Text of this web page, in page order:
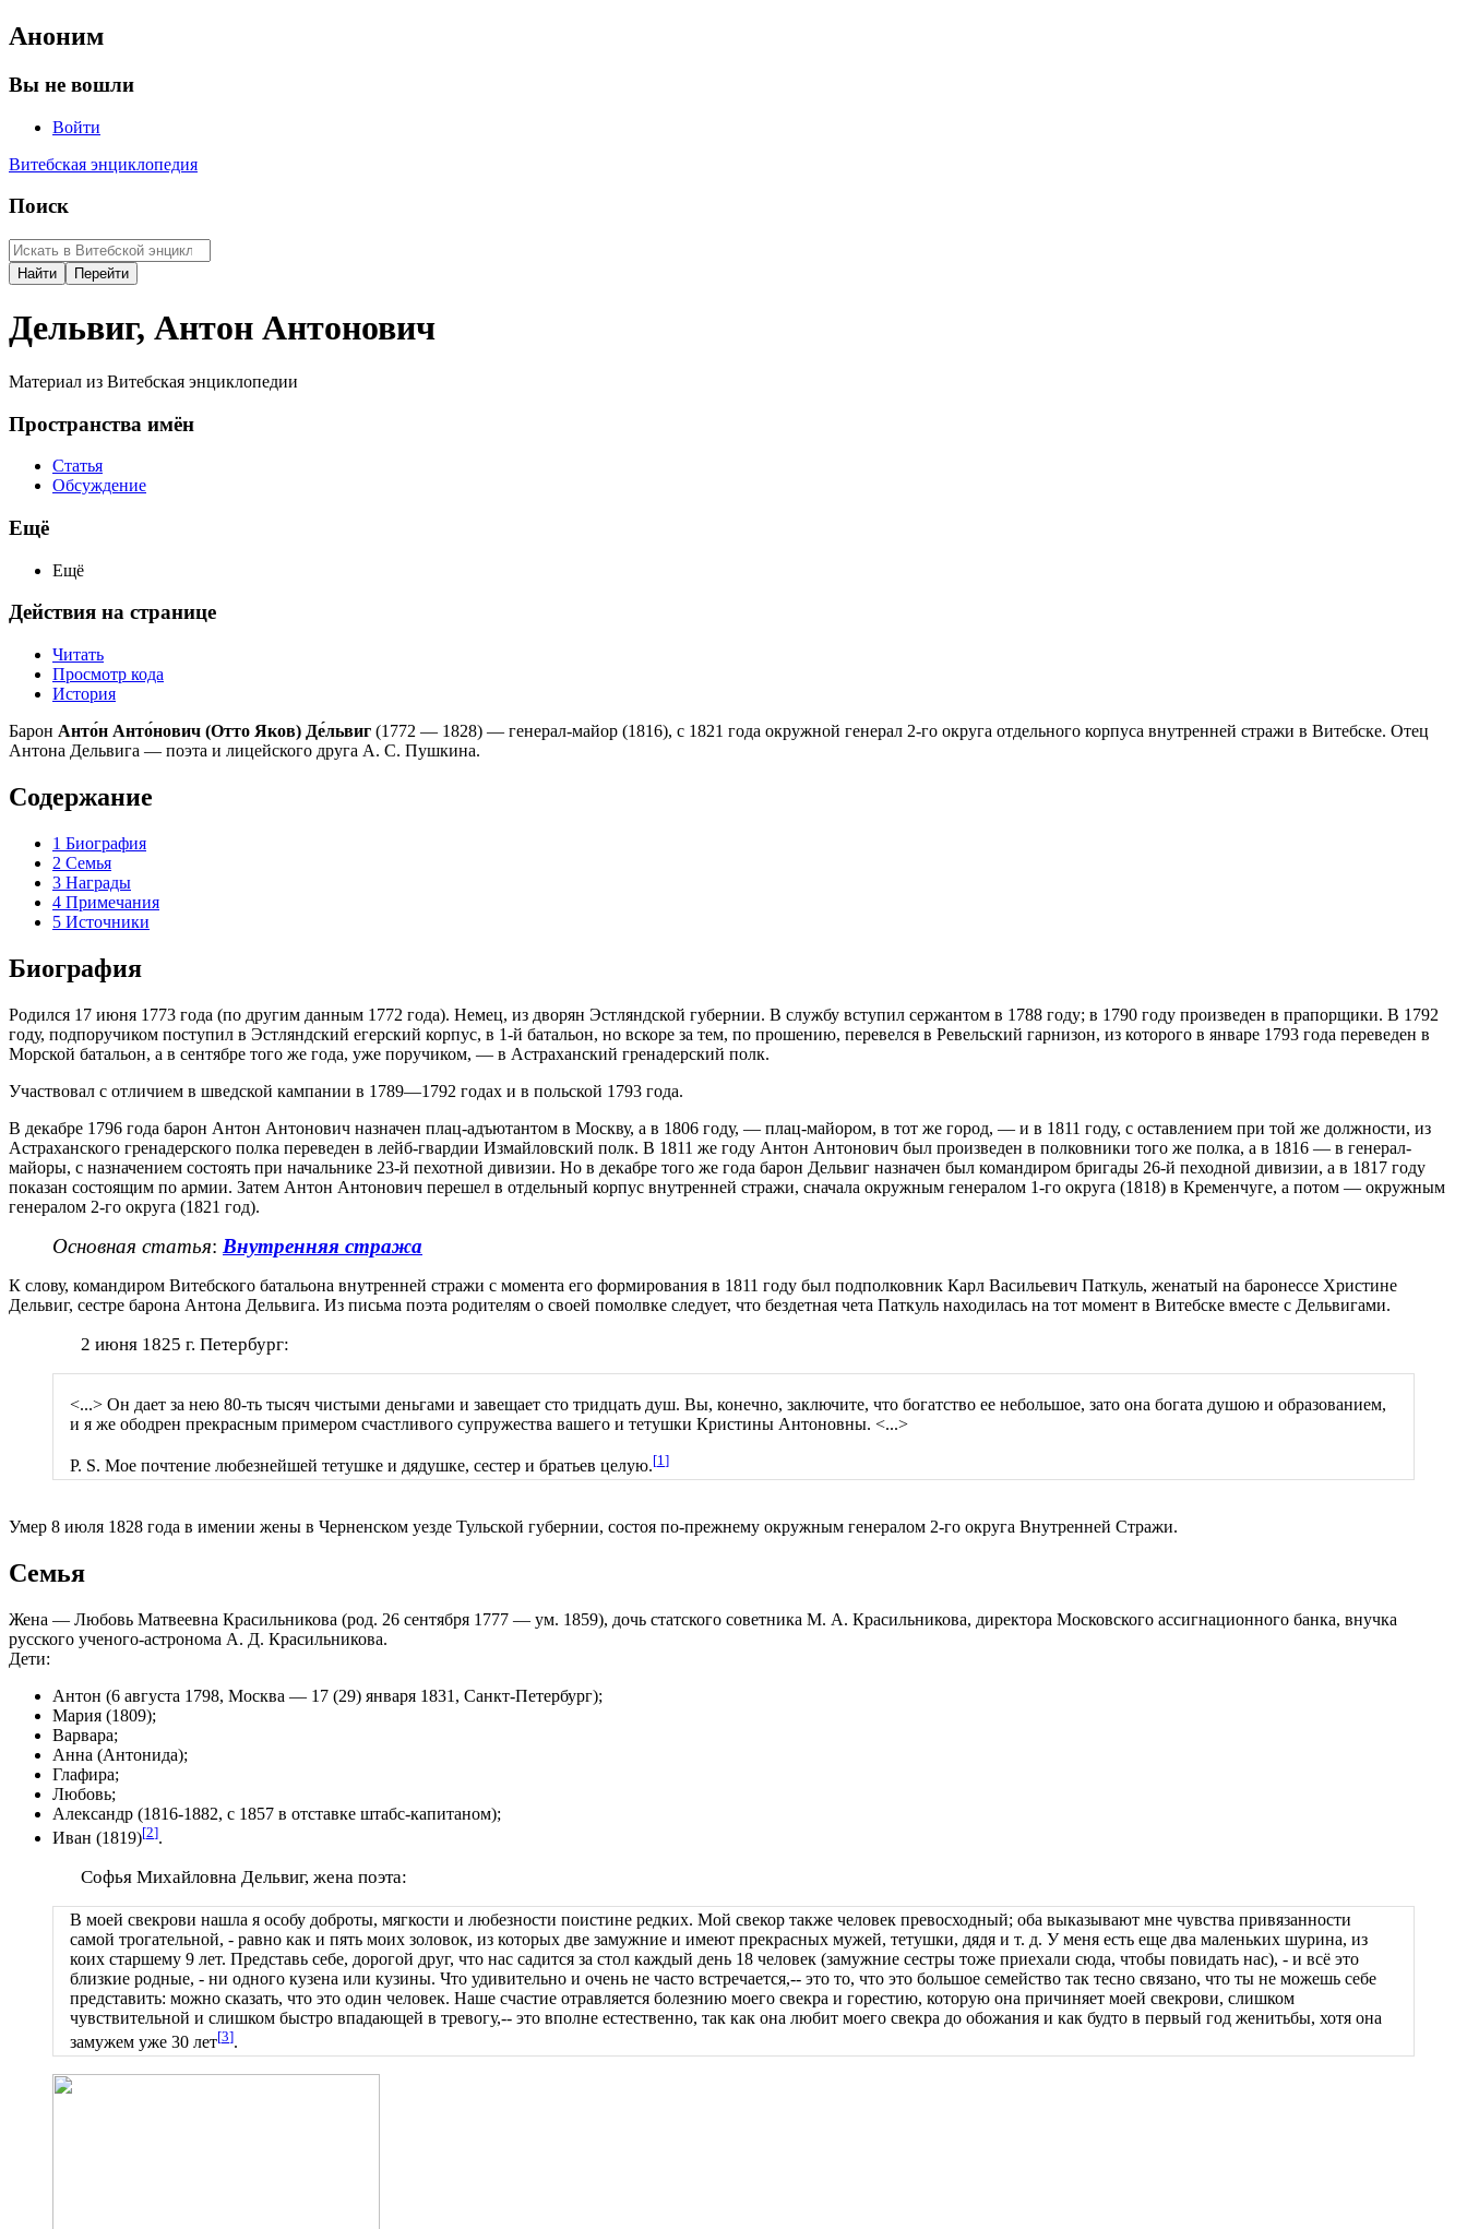
Аноним
Вы не вошли
Войти
Витебская энциклопедия
Поиск
Дельвиг, Антон Антонович
Материал из Витебская энциклопедии
Пространства имён
Статья
Обсуждение
Ещё
Ещё
Действия на странице
Читать
Просмотр кода
История
Барон Анто́н Анто́нович (Отто Яков) Де́львиг (1772 — 1828) — генерал-майор (1816), с 1821 года окружной генерал 2-го округа отдельного корпуса внутренней стражи в Витебске. Отец
Антона Дельвига — поэта и лицейского друга А. С. Пушкина.
Содержание
1 Биография
2 Семья
3 Награды
4 Примечания
5 Источники
Биография
Родился 17 июня 1773 года (по другим данным 1772 года). Немец, из дворян Эстляндской губернии. В службу вступил сержантом в 1788 году; в 1790 году произведен в прапорщики. В 1792
году, подпоручиком поступил в Эстляндский егерский корпус, в 1-й батальон, но вскоре за тем, по прошению, перевелся в Ревельский гарнизон, из которого в январе 1793 года переведен в
Морской батальон, а в сентябре того же года, уже поручиком, — в Астраханский гренадерский полк.
Участвовал с отличием в шведской кампании в 1789—1792 годах и в польской 1793 года.
В декабре 1796 года барон Антон Антонович назначен плац-адъютантом в Москву, а в 1806 году, — плац-майором, в тот же город, — и в 1811 году, с оставлением при той же должности, из
Астраханского гренадерского полка переведен в лейб-гвардии Измайловский полк. В 1811 же году Антон Антонович был произведен в полковники того же полка, а в 1816 — в генерал-
майоры, с назначением состоять при начальнике 23-й пехотной дивизии. Но в декабре того же года барон Дельвиг назначен был командиром бригады 26-й пеходной дивизии, а в 1817 году
показан состоящим по армии. Затем Антон Антонович перешел в отдельный корпус внутренней стражи, сначала окружным генералом 1-го округа (1818) в Кременчуге, а потом — окружным
генералом 2-го округа (1821 год).
Основная статья: Внутренняя стража
К слову, командиром Витебского батальона внутренней стражи с момента его формирования в 1811 году был подполковник Карл Васильевич Паткуль, женатый на баронессе Христине
Дельвиг, сестре барона Антона Дельвига. Из письма поэта родителям о своей помолвке следует, что бездетная чета Паткуль находилась на тот момент в Витебске вместе с Дельвигами.
2 июня 1825 г. Петербург:
<...> Он дает за нею 80-ть тысяч чистыми деньгами и завещает сто тридцать душ. Вы, конечно, заключите, что богатство ее небольшое, зато она богата душою и образованием,
и я же ободрен прекрасным примером счастливого супружества вашего и тетушки Кристины Антоновны. <...>
P. S. Мое почтение любезнейшей тетушке и дядушке, сестер и братьев целую.[1 ]
Умер 8 июля 1828 года в имении жены в Черненском уезде Тульской губернии, состоя по-прежнему окружным генералом 2-го округа Внутренней Стражи.
Семья
Жена — Любовь Матвеевна Красильникова (род. 26 сентября 1777 — ум. 1859), дочь статского советника М. А. Красильникова, директора Московского ассигнационного банка, внучка
русского ученого-астронома А. Д. Красильникова.
Дети:
Антон (6 августа 1798, Москва — 17 (29) января 1831, Санкт-Петербург);
Мария (1809);
Варвара;
Анна (Антонида);
Глафира;
Любовь;
Александр (1816-1882, с 1857 в отставке штабс-капитаном);
Иван (1819)[2].
Софья Михайловна Дельвиг, жена поэта:
В моей свекрови нашла я особу доброты, мягкости и любезности поистине редких. Мой свекор также человек превосходный; оба выказывают мне чувства привязанности
самой трогательной, - равно как и пять моих золовок, из которых две замужние и имеют прекрасных мужей, тетушки, дядя и т. д. У меня есть еще два маленьких шурина, из
коих старшему 9 лет. Представь себе, дорогой друг, что нас садится за стол каждый день 18 человек (замужние сестры тоже приехали сюда, чтобы повидать нас), - и всё это
близкие родные, - ни одного кузена или кузины. Что удивительно и очень не часто встречается,-- это то, что это большое семейство так тесно связано, что ты не можешь себе
представить: можно сказать, что это один человек. Наше счастие отравляется болезнию моего свекра и горестию, которую она причиняет моей свекрови, слишком
чувствительной и слишком быстро впадающей в тревогу,-- это вполне естественно, так как она любит моего свекра до обожания и как будто в первый год женитьбы, хотя она
замужем уже 30 лет[3].